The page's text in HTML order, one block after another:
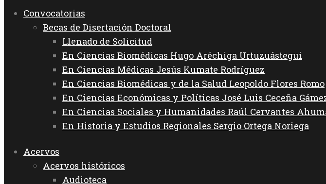
Convocatorias
Becas de Disertación Doctoral
Llenado de Solicitud
En Ciencias Biomédicas Hugo Aréchiga Urtuzuástegui
En Ciencias Médicas Jesús Kumate Rodríguez
En Ciencias Biomédicas y de la Salud Leopoldo Flores Romo
En Ciencias Económicas y Políticas José Luis Ceceña
En Ciencias Sociales y Humanidades Raúl Cervantes
En Historia y Estudios Regionales Sergio Ortega Noriega
Acervos
Acervos históricos
Audioteca